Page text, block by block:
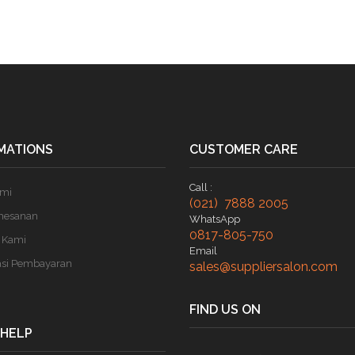
Pembayaran
CUSTOMER CARE
Call :
(021) 7888 2005
WhatsApp
0817-805-750
Email
sales@suppliersalon.com
FIND US ON